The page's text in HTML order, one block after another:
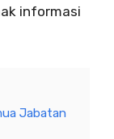
informasi
Jabatan